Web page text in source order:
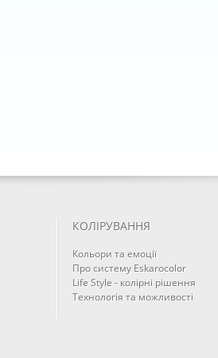
КОЛІРУВАННЯ
Кольори та емоції
Про систему Eskarocolor
Life Style - колірні рішення
Технологія та можливості